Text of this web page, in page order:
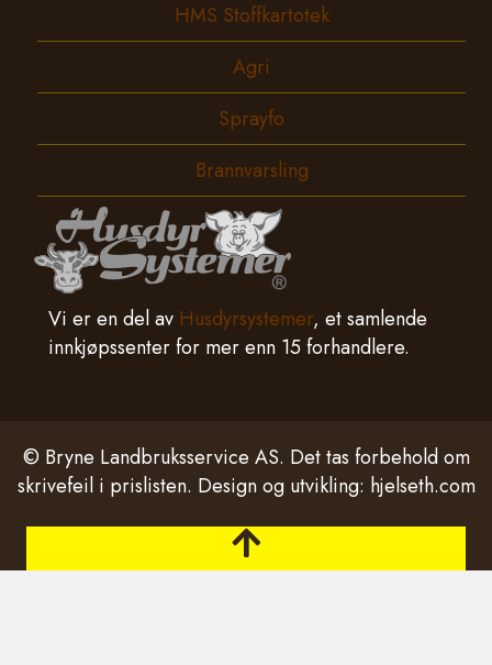
HMS Stoffkartotek
Agri
Sprayfo
Brannvarsling
Vi er en del av Husdyrsystemer, et samlende
innkjøpssenter for mer enn 15 forhandlere.
© Bryne Landbruksservice AS. Det tas forbehold om
skrivefeil i prislisten. Design og utvikling: hjelseth.com
Tilbake til toppen